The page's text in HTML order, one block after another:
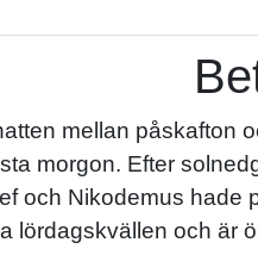
mellan påskafton
morgon. Efter
och Nikodemus hade
lördagskvällen och är